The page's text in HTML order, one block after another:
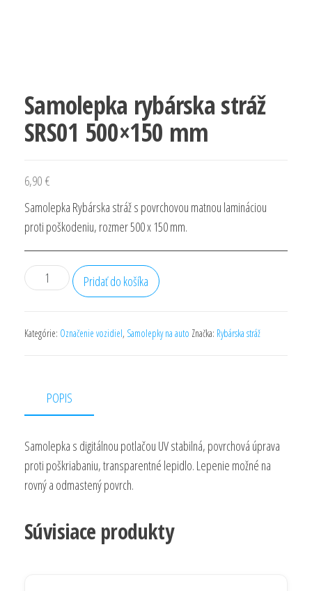
Samolepka rybárska stráž
SRS01 500×150 mm
6,90 €
Samolepka Rybárska stráž s povrchovou matnou lamináciou
proti poškodeniu, rozmer 500 x 150 mm.
množstvo
Samolepka
stráž
Pridať do košíka
Kategórie: Označenie vozidiel, Samolepky na auto Značka: Rybárska stráž
POPIS
Samolepka s digitálnou potlačou UV stabilná, povrchová úprava
proti poškriabaniu, transparentné lepidlo. Lepenie možné na
rovný a odmastený povrch.
Súvisiace produkty